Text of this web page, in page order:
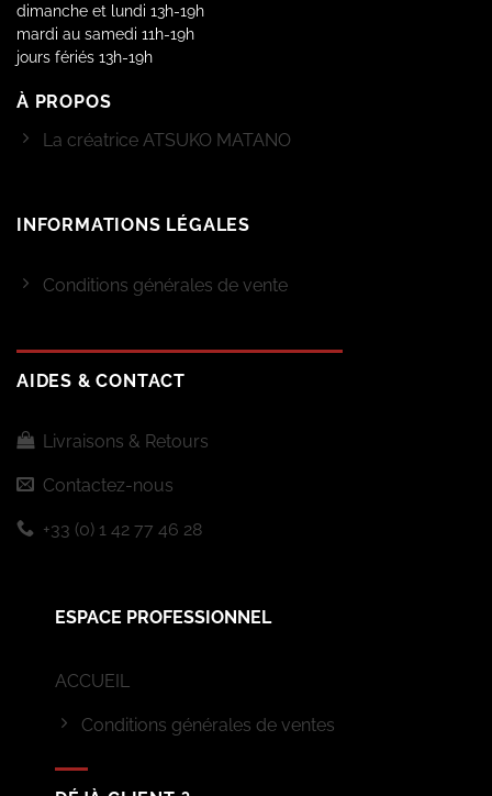
dimanche et lundi 13h-19h
mardi au samedi 11h-19h
jours fériés 13h-19h
À PROPOS
La créatrice ATSUKO MATANO
INFORMATIONS LÉGALES
Conditions générales de vente
AIDES & CONTACT
Livraisons & Retours
Contactez-nous
+33 (0) 1 42 77 46 28
ESPACE PROFESSIONNEL
ACCUEIL
Conditions générales de ventes